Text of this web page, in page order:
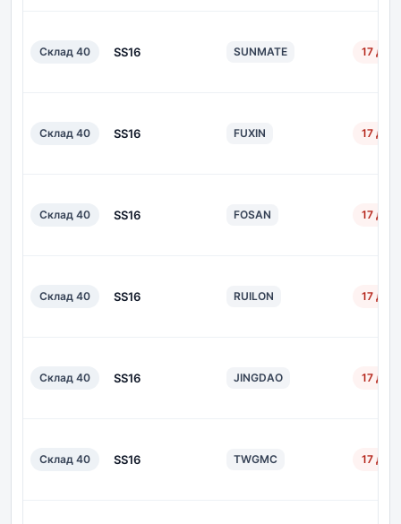
Склад 40 SS16 SUNMATE 17 дн.
Склад 40 SS16 FUXIN 17 дн.
Склад 40 SS16 FOSAN 17 дн.
Склад 40 SS16 RUILON 17 дн.
Склад 40 SS16 JINGDAO 17 дн.
Склад 40 SS16 TWGMC 17 дн.